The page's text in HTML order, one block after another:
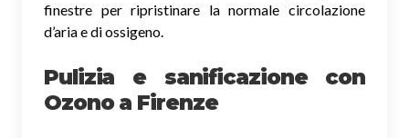
finestre per ripristinare la normale circolazione
d’aria e di ossigeno.
Pulizia e sanificazione con
Ozono a Firenze